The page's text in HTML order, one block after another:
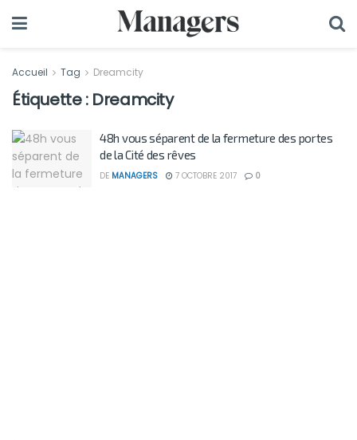
Accueil Tag Dreamcity
Étiquette : Dreamcity
48h vous séparent de la fermeture des portes
de la Cité des rêves
DE MANAGERS 7 OCTOBRE 2017 0